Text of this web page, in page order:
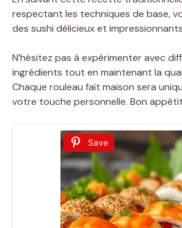
respectant les techniques de base,
des sushi délicieux et
N’hésitez pas à expérimenter avec
ingrédients tout en maintenant la
Chaque rouleau fait maison sera
votre touche personnelle. Bon
Save